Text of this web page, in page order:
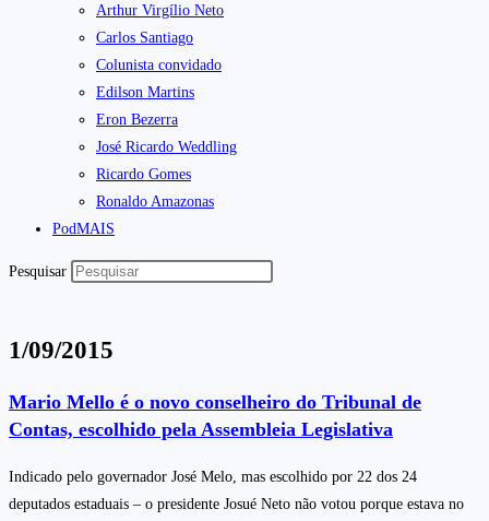
Arthur Virgílio Neto
Carlos Santiago
Colunista convidado
Edilson Martins
Eron Bezerra
José Ricardo Weddling
Ricardo Gomes
Ronaldo Amazonas
PodMAIS
Pesquisar
1/09/2015
Mario Mello é o novo conselheiro do Tribunal de
Contas, escolhido pela Assembleia Legislativa
Indicado pelo governador José Melo, mas escolhido por 22 dos 24
deputados estaduais – o presidente Josué Neto não votou porque estava no